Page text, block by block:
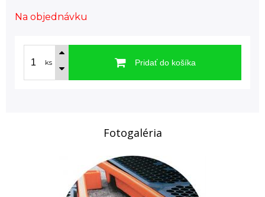
Na objednávku
ks Pridať do košíka
Fotogaléria